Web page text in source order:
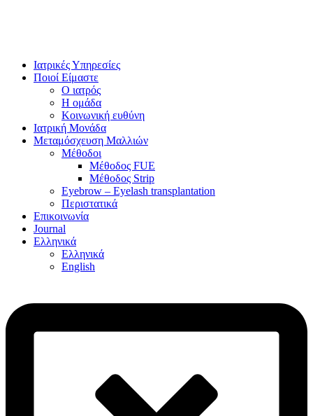
Ιατρικές Υπηρεσίες
Ποιοί Είμαστε
Ο ιατρός
Η ομάδα
Κοινωνική ευθύνη
Ιατρική Μονάδα
Μεταμόσχευση Μαλλιών
Μέθοδοι
Μέθοδος FUE
Μέθοδος Strip
Eyebrow – Eyelash transplantation
Περιστατικά
Επικοινωνία
Journal
Ελληνικά
Ελληνικά
English